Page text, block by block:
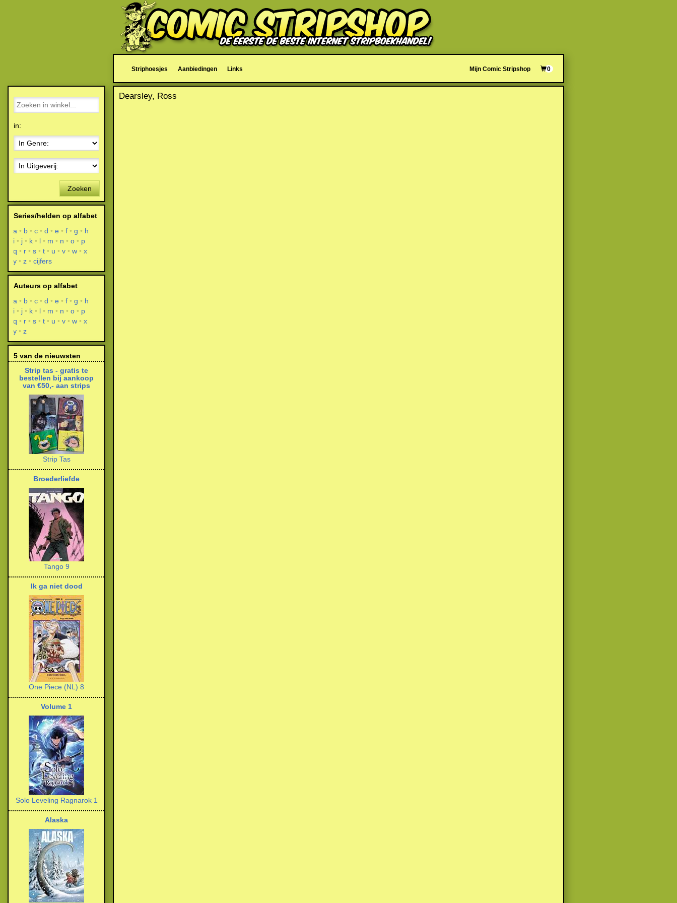
Striphoesjes Aanbiedingen Links Mijn Comic Stripshop 0
Dearsley, Ross
in:
Zoeken
Series/helden op alfabet
a
b c d e f g
h
i
j k l m n o
p
q
r s t u v w
x
y
z cijfers
Auteurs op alfabet
a
b c d e f g
h
i
j k l m n o
p
q
r s t u v w
x
y
z
5 van de nieuwsten
Strip tas - gratis te
bestellen bij aankoop
van €50,- aan strips
Strip Tas
Broederliefde
Tango 9
Ik ga niet dood
One Piece (NL) 8
Volume 1
Solo Leveling Ragnarok 1
Alaska